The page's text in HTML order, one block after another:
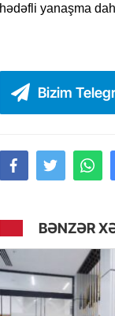
hədəfli yanaşma
Bizim
BƏNZƏR